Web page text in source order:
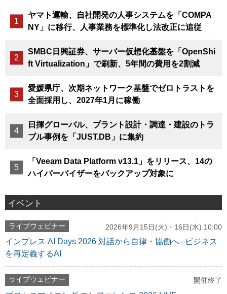
ヤマト運輸、自社開発の人事システムを「COMPA
NY」に移行、人事業務を標準化し法改正に追従
SMBC日興証券、サーバー仮想化基盤を「OpenShi
ft Virtualization」で刷新、5年間の費用を2割減
愛媛県庁、次期ネットワーク基盤でゼロトラストを
全面採用し、2027年1月に稼働
日揮グローバル、プラント設計・調達・建設のトラ
ブル事例を「JUST.DB」に集約
「Veeam Data Platform v13.1」をリリース、14の
ハイパーバイザーをバックアップ対象に
イベント
ライブウェビナー 2026年9月15日(火)・16日(水) 10:00
インプレス AI Days 2026 対話から自律・協働へ─ビジネス
を再定義するAI
ライブウェビナー 開催終了